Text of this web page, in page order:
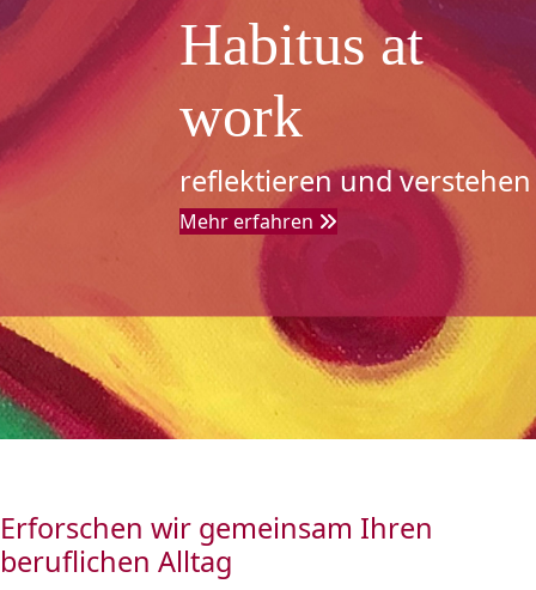
Habitus at
work
reflektieren und verstehen
Mehr erfahren
Erforschen wir gemeinsam Ihren
beruflichen Alltag